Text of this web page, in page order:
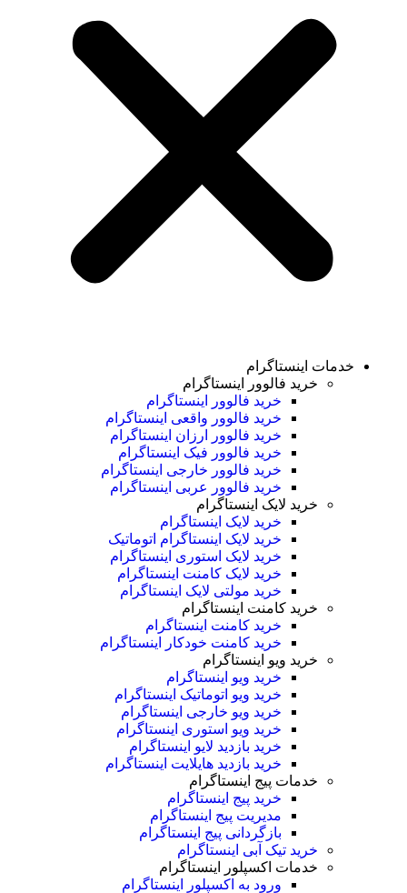
خدمات اینستاگرام
خرید فالوور اینستاگرام
خرید فالوور اینستاگرام
خرید فالوور واقعی اینستاگرام
خرید فالوور ارزان اینستاگرام
خرید فالوور فیک اینستاگرام
خرید فالوور خارجی اینستاگرام
خرید فالوور عربی اینستاگرام
خرید لایک اینستاگرام
خرید لایک اینستاگرام
خرید لایک اینستاگرام اتوماتیک
خرید لایک استوری اینستاگرام
خرید لایک کامنت اینستاگرام
خرید مولتی لایک اینستاگرام
خرید کامنت اینستاگرام
خرید کامنت اینستاگرام
خرید کامنت خودکار اینستاگرام
خرید ویو اینستاگرام
خرید ویو اینستاگرام
خرید ویو اتوماتیک اینستاگرام
خرید ویو خارجی اینستاگرام
خرید ویو استوری اینستاگرام
خرید بازدید لایو اینستاگرام
خرید بازدید هایلایت اینستاگرام
خدمات پیج اینستاگرام
خرید پیج اینستاگرام
مدیریت پیج اینستاگرام
بازگردانی پیج اینستاگرام
خرید تیک آبی اینستاگرام
خدمات اکسپلور اینستاگرام
ورود به اکسپلور اینستاگرام